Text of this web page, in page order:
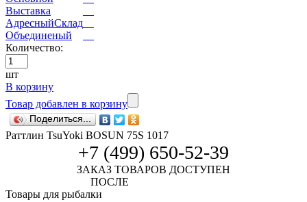
Выставка
АдресныйСклад
Объединеный
Количество:
шт
В корзину
Товар добавлен в корзину
Поделиться...
Раттлин TsuYoki BOSUN 75S 1017
+7 (499) 650-52-39
ЗАКАЗ ТОВАРОВ ДОСТУПЕН
ПОСЛЕ
Товары для рыбалки